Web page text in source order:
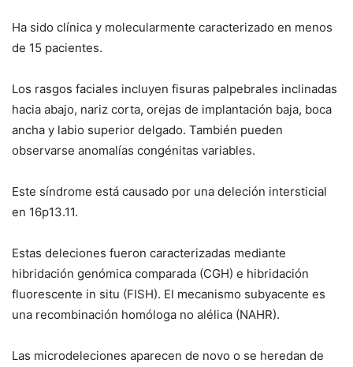
Ha sido clínica y molecularmente caracterizado en menos
de 15 pacientes.
Los rasgos faciales incluyen fisuras palpebrales inclinadas
hacia abajo, nariz corta, orejas de implantación baja, boca
ancha y labio superior delgado. También pueden
observarse anomalías congénitas variables.
Este síndrome está causado por una deleción intersticial
en 16p13.11.
Estas deleciones fueron caracterizadas mediante
hibridación genómica comparada (CGH) e hibridación
fluorescente in situ (FISH). El mecanismo subyacente es
una recombinación homóloga no alélica (NAHR).
Las microdeleciones aparecen de novo o se heredan de